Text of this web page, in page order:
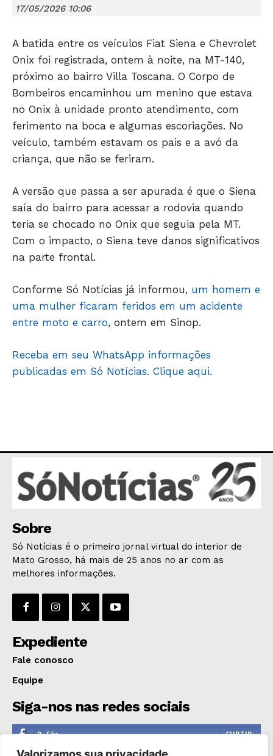
Só Notícias
JUNTE-SE NO WHATSAPP
POLÍTICA
ESPORTES
ECONOMIA
SAÚDE
ÚLTIMAS NOTÍCIAS
17/05/2026 10:06
A batida entre os veículos Fiat Siena e Chevrolet
Onix foi registrada, ontem à noite, na MT-140,
próximo ao bairro Villa Toscana. O Corpo de
Bombeiros encaminhou um menino que estava
no Onix à unidade pronto atendimento, com
ferimento na boca e algumas escoriações. No
veículo, também estavam os pais e a avó da
criança, que não se feriram.
A versão que passa a ser apurada é que o Siena
saía do bairro para acessar a rodovia quando
teria se chocado no Onix que seguia pela MT.
Com o impacto, o Siena teve danos significativos
na parte frontal.
Conforme Só Notícias já informou, um homem e
uma mulher ficaram feridos em um acidente
entre moto e carro, ontem em Sinop.
Receba em seu WhatsApp informações
publicadas em Só Notícias. Clique aqui.
Sobre
Só Notícias é o primeiro jornal virtual do interior de
Mato Grosso, há mais de 25 anos no ar com as
melhores informações.
Expediente
Fale conosco
Equipe
Siga-nos nas redes sociais
0 Fãs CURTIR